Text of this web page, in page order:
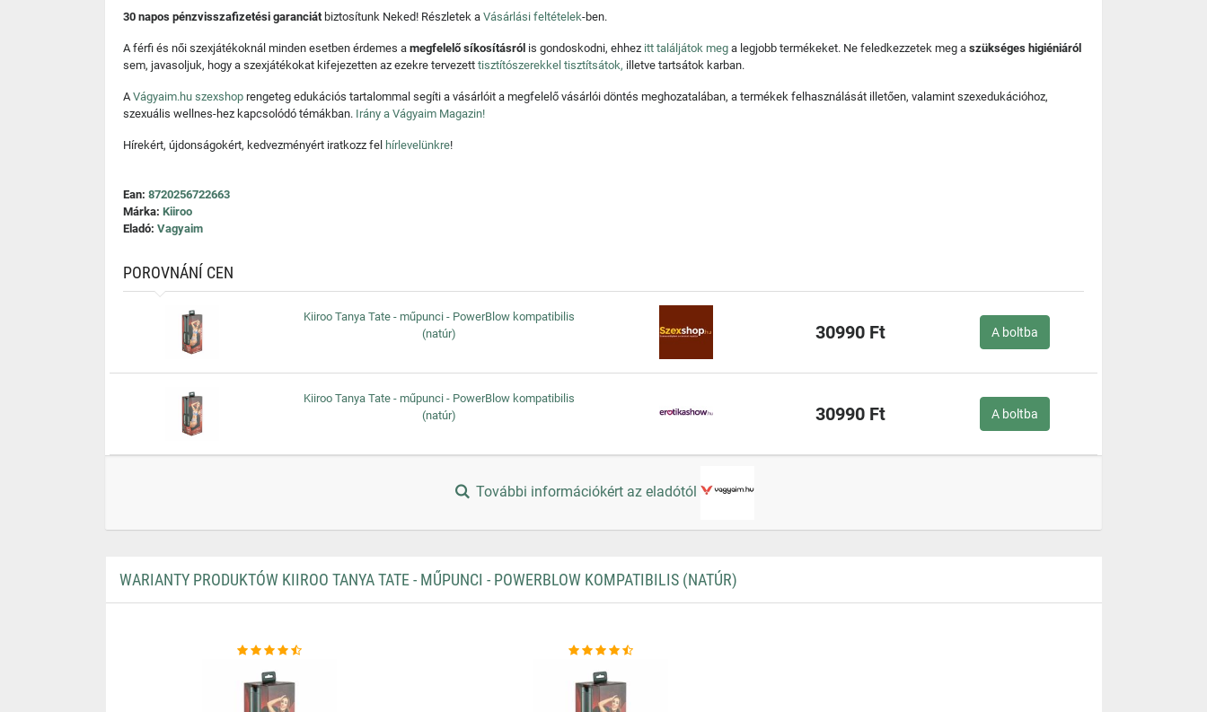
30 napos pénzvisszafizetési garanciát biztosítunk Neked! Részletek a Vásárlási feltételek-ben.
A férfi és női szexjátékoknál minden esetben érdemes a megfelelő síkosításról is gondoskodni, ehhez itt találjátok meg a legjobb termékeket. Ne feledkezzetek meg a szükséges higiéniáról
sem, javasoljuk, hogy a szexjátékokat kifejezetten az ezekre tervezett tisztítószerekkel tisztítsátok, illetve tartsátok karban.
AVágyaim.hu szexshop rengeteg edukációs tartalommal segíti a vásárlóit a megfelelő vásárlói döntés meghozatalában, a termékek felhasználását illetően, valamint szexedukációhoz,
szexuális wellnes-hez kapcsolódó témákban. Irány a Vágyaim Magazin!
Hírekért, újdonságokért, kedvezményért iratkozz fel hírlevelünkre!
Ean: 8720256722663
Márka: Kiiroo
Eladó: Vagyaim
POROVNÁNÍ CEN
Kiiroo Tanya Tate - műpunci - PowerBlow kompatibilis
(natúr)
30990 Ft A boltba
Kiiroo Tanya Tate - műpunci - PowerBlow kompatibilis
(natúr)
30990 Ft A boltba
További információkért az eladótól
WARIANTY PRODUKTÓW KIIROO TANYA TATE - MŰPUNCI - POWERBLOW KOMPATIBILIS (NATÚR)